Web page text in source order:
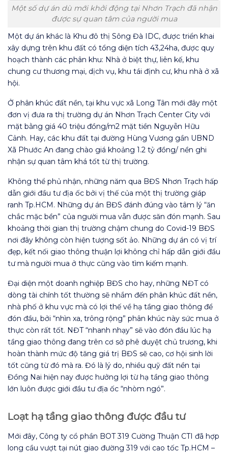
Một số dự án dù mới khởi động tại Nhơn Trạch đã nhận
được sự quan tâm của người mua
Một dự án khác là Khu đô thị Sông Đà IDC, được triển khai
xây dựng trên khu đất có tổng diện tích 43,24ha, được quy
hoạch thành các phân khu: Nhà ở biệt thự, liên kế, khu
chung cư thương mại, dịch vụ, khu tái định cư, khu nhà ở xã
hội.
Ở phân khúc đất nền, tại khu vực xã Long Tân mới đây một
đơn vị đưa ra thị trường dự án Nhơn Trạch Center City với
mặt bằng giá 40 triệu đồng/m2 mặt tiền Nguyễn Hữu
Cảnh. Hay, các khu đất tại đường Hùng Vương gần UBND
Xã Phước An đang chào giá khoảng 1.2 tỷ đồng/ nền ghi
nhận sự quan tâm khá tốt từ thị trường.
Không thể phủ nhận, những năm qua BĐS Nhơn Trạch hấp
dẫn giới đầu tư địa ốc bởi vị thế của một thị trường giáp
ranh Tp.HCM. Những dự án BĐS đánh đúng vào tâm lý “ăn
chắc mặc bền” của người mua vẫn được săn đón mạnh. Sau
khoảng thời gian thị trường chậm chung do Covid-19 BĐS
nơi đây không còn hiện tượng sốt ảo. Những dự án có vị trí
đẹp, kết nối giao thông thuận lợi không chỉ hấp dẫn giới đầu
tư mà người mua ở thực cũng vào tìm kiếm mạnh.
Đại diện một doanh nghiệp BĐS cho hay, những NĐT có
dòng tài chính tốt thường sẽ nhắm đến phân khúc đất nền,
nhà phố ở khu vực mà có lợi thế về hạ tầng giao thông để
đón đầu, bởi “nhìn xa, trông rộng” phân khúc này sức mua ở
thực còn rất tốt. NĐT “nhanh nhạy” sẽ vào đón đầu lúc hạ
tầng giao thông đang trên cơ sở phê duyệt chủ trương, khi
hoàn thành mức độ tăng giá trị BĐS sẽ cao, cơ hội sinh lời
tốt cũng từ đó mà ra. Đó là lý do, nhiều quỹ đất nền tại
Đồng Nai hiện nay được hưởng lợi từ hạ tầng giao thông
lớn luôn được giới đầu tư địa ốc “nhòm ngó”.
Loạt hạ tầng giao thông được đầu tư
Mới đây, Công ty cổ phần BOT 319 Cường Thuận CTI đã hợp
long cầu vượt tại nút giao đường 319 với cao tốc Tp.HCM –